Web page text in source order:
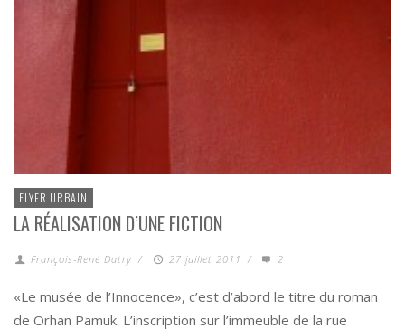
FLYER URBAIN
LA RÉALISATION D’UNE FICTION
François-René Datry / 27 juillet 2011 / 2
«Le musée de l’Innocence», c’est d’abord le titre du roman
de Orhan Pamuk. L’inscription sur l’immeuble de la rue